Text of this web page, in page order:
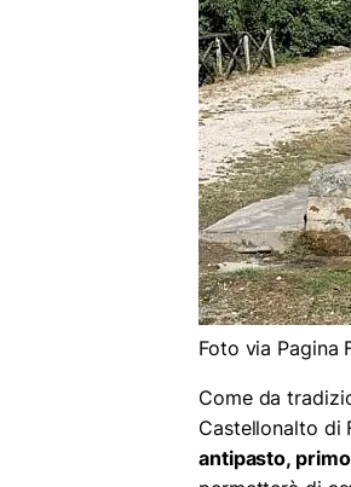
Foto via Pagina
Come da
Castellonalto di
antipasto,